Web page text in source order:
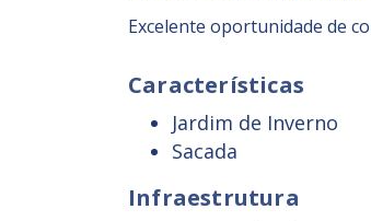
Excelente oportunidade de
Características
Jardim de Inverno
Sacada
Infraestrutura